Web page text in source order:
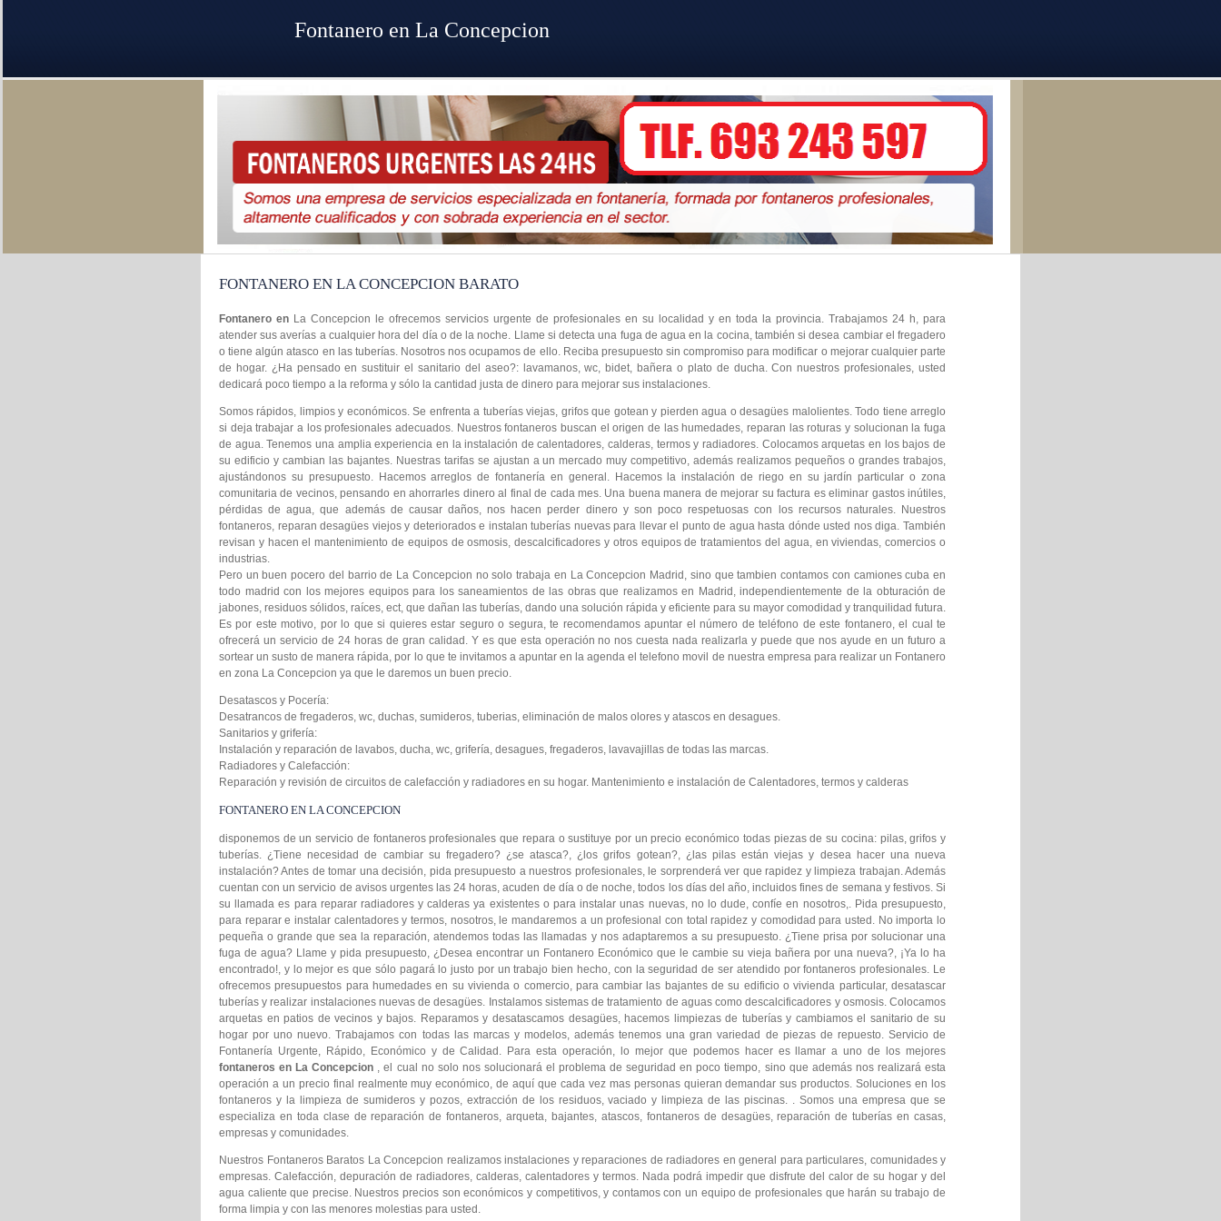
FONTANERO EN LA CONCEPCION BARATO
Fontanero en La Concepcion le ofrecemos servicios urgente de profesionales en su localidad y en toda la provincia. Trabajamos 24 h, para
atender sus averías a cualquier hora del día o de la noche. Llame si detecta una fuga de agua en la cocina, también si desea cambiar el fregadero
o tiene algún atasco en las tuberías. Nosotros nos ocupamos de ello. Reciba presupuesto sin compromiso para modificar o mejorar cualquier parte
de hogar. ¿Ha pensado en sustituir el sanitario del aseo?: lavamanos, wc, bidet, bañera o plato de ducha. Con nuestros profesionales, usted
dedicará poco tiempo a la reforma y sólo la cantidad justa de dinero para mejorar sus instalaciones.
Somos rápidos, limpios y económicos. Se enfrenta a tuberías viejas, grifos que gotean y pierden agua o desagües malolientes. Todo tiene arreglo
si deja trabajar a los profesionales adecuados. Nuestros fontaneros buscan el origen de las humedades, reparan las roturas y solucionan la fuga
de agua. Tenemos una amplia experiencia en la instalación de calentadores, calderas, termos y radiadores. Colocamos arquetas en los bajos de
su edificio y cambian las bajantes. Nuestras tarifas se ajustan a un mercado muy competitivo, además realizamos pequeños o grandes trabajos,
ajustándonos su presupuesto. Hacemos arreglos de fontanería en general. Hacemos la instalación de riego en su jardín particular o zona
comunitaria de vecinos, pensando en ahorrarles dinero al final de cada mes. Una buena manera de mejorar su factura es eliminar gastos inútiles,
pérdidas de agua, que además de causar daños, nos hacen perder dinero y son poco respetuosas con los recursos naturales. Nuestros
fontaneros, reparan desagües viejos y deteriorados e instalan tuberías nuevas para llevar el punto de agua hasta dónde usted nos diga. También
revisan y hacen el mantenimiento de equipos de osmosis, descalcificadores y otros equipos de tratamientos del agua, en viviendas, comercios o
industrias.
Pero un buen pocero del barrio de La Concepcion no solo trabaja en La Concepcion Madrid, sino que tambien contamos con camiones cuba en
todo madrid con los mejores equipos para los saneamientos de las obras que realizamos en Madrid, independientemente de la obturación de
jabones, residuos sólidos, raíces, ect, que dañan las tuberías, dando una solución rápida y eficiente para su mayor comodidad y tranquilidad futura.
Es por este motivo, por lo que si quieres estar seguro o segura, te recomendamos apuntar el número de teléfono de este fontanero, el cual te
ofrecerá un servicio de 24 horas de gran calidad. Y es que esta operación no nos cuesta nada realizarla y puede que nos ayude en un futuro a
sortear un susto de manera rápida, por lo que te invitamos a apuntar en la agenda el telefono movil de nuestra empresa para realizar un Fontanero
en zona La Concepcion ya que le daremos un buen precio.
Desatascos y Pocería:
Desatrancos de fregaderos, wc, duchas, sumideros, tuberias, eliminación de malos olores y atascos en desagues.
Sanitarios y grifería:
Instalación y reparación de lavabos, ducha, wc, grifería, desagues, fregaderos, lavavajillas de todas las marcas.
Radiadores y Calefacción:
Reparación y revisión de circuitos de calefacción y radiadores en su hogar. Mantenimiento e instalación de Calentadores, termos y calderas
FONTANERO EN LA CONCEPCION
disponemos de un servicio de fontaneros profesionales que repara o sustituye por un precio económico todas piezas de su cocina: pilas, grifos y
tuberías. ¿Tiene necesidad de cambiar su fregadero? ¿se atasca?, ¿los grifos gotean?, ¿las pilas están viejas y desea hacer una nueva
instalación? Antes de tomar una decisión, pida presupuesto a nuestros profesionales, le sorprenderá ver que rapidez y limpieza trabajan. Además
cuentan con un servicio de avisos urgentes las 24 horas, acuden de día o de noche, todos los días del año, incluidos fines de semana y festivos. Si
su llamada es para reparar radiadores y calderas ya existentes o para instalar unas nuevas, no lo dude, confíe en nosotros,. Pida presupuesto,
para reparar e instalar calentadores y termos, nosotros, le mandaremos a un profesional con total rapidez y comodidad para usted. No importa lo
pequeña o grande que sea la reparación, atendemos todas las llamadas y nos adaptaremos a su presupuesto. ¿Tiene prisa por solucionar una
fuga de agua? Llame y pida presupuesto, ¿Desea encontrar un Fontanero Económico que le cambie su vieja bañera por una nueva?, ¡Ya lo ha
encontrado!, y lo mejor es que sólo pagará lo justo por un trabajo bien hecho, con la seguridad de ser atendido por fontaneros profesionales. Le
ofrecemos presupuestos para humedades en su vivienda o comercio, para cambiar las bajantes de su edificio o vivienda particular, desatascar
tuberías y realizar instalaciones nuevas de desagües. Instalamos sistemas de tratamiento de aguas como descalcificadores y osmosis. Colocamos
arquetas en patios de vecinos y bajos. Reparamos y desatascamos desagües, hacemos limpiezas de tuberías y cambiamos el sanitario de su
hogar por uno nuevo. Trabajamos con todas las marcas y modelos, además tenemos una gran variedad de piezas de repuesto. Servicio de
Fontanería Urgente, Rápido, Económico y de Calidad. Para esta operación, lo mejor que podemos hacer es llamar a uno de los mejores
fontaneros en La Concepcion , el cual no solo nos solucionará el problema de seguridad en poco tiempo, sino que además nos realizará esta
operación a un precio final realmente muy económico, de aquí que cada vez mas personas quieran demandar sus productos. Soluciones en los
fontaneros y la limpieza de sumideros y pozos, extracción de los residuos, vaciado y limpieza de las piscinas. . Somos una empresa que se
especializa en toda clase de reparación de fontaneros, arqueta, bajantes, atascos, fontaneros de desagües, reparación de tuberías en casas,
empresas y comunidades.
Nuestros Fontaneros Baratos La Concepcion realizamos instalaciones y reparaciones de radiadores en general para particulares, comunidades y
empresas. Calefacción, depuración de radiadores, calderas, calentadores y termos. Nada podrá impedir que disfrute del calor de su hogar y del
agua caliente que precise. Nuestros precios son económicos y competitivos, y contamos con un equipo de profesionales que harán su trabajo de
forma limpia y con las menores molestias para usted.
Fontanero en La Concepcion